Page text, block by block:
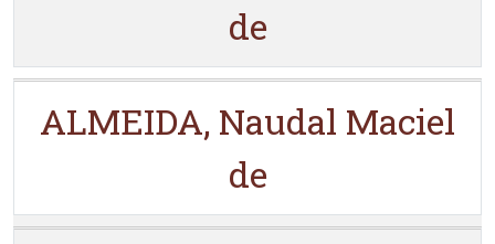
de
ALMEIDA, Naudal Maciel
de